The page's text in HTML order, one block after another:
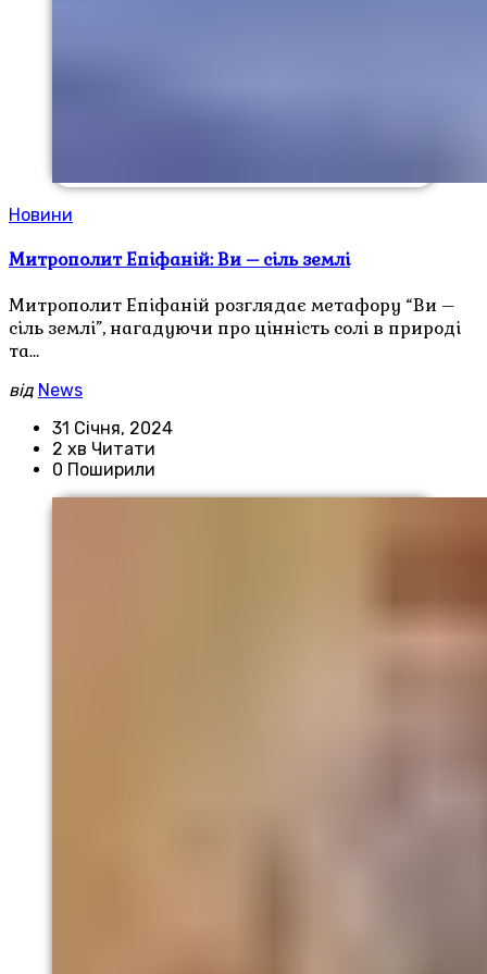
Новини
Митрополит Епіфаній: Ви – сіль землі
Митрополит Епіфаній розглядає метафору “Ви –
сіль землі”, нагадуючи про цінність солі в природі
та…
від News
31 Січня, 2024
2 хв Читати
0 Поширили